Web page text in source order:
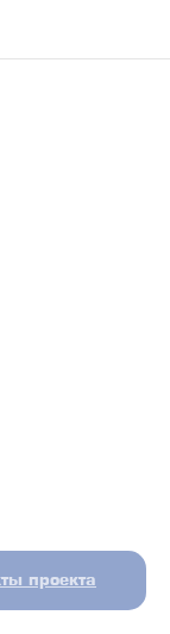
проекта